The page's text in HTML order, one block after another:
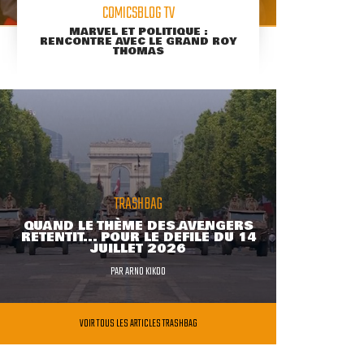
COMICSBLOG TV
MARVEL ET POLITIQUE :
RENCONTRE AVEC LE GRAND ROY
THOMAS
TRASHBAG
QUAND LE THÈME DES AVENGERS
RETENTIT... POUR LE DÉFILÉ DU 14
JUILLET 2026
PARARNO KIKOO
VOIR TOUS LES ARTICLES TRASHBAG